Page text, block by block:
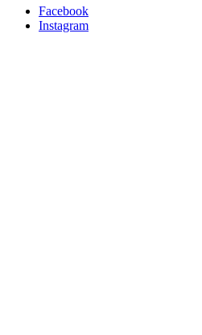
Facebook
Instagram